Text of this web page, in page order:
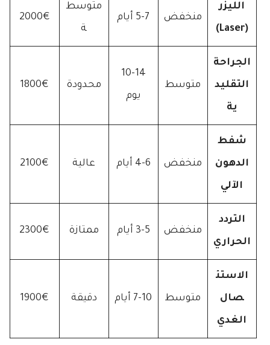
الليزر
(Laser)
منخفض 5-7 أيام
متوسط
ة
2000€
الجراحة
التقليد
ية
متوسط
10-14
يوم
محدودة 1800€
شفط
الدهون
الآلي
منخفض 4-6 أيام عالية 2100€
التردد
الحراري
منخفض 3-5 أيام ممتازة 2300€
الاستئ
صال
الغدي
متوسط 7-10 أيام دقيقة 1900€